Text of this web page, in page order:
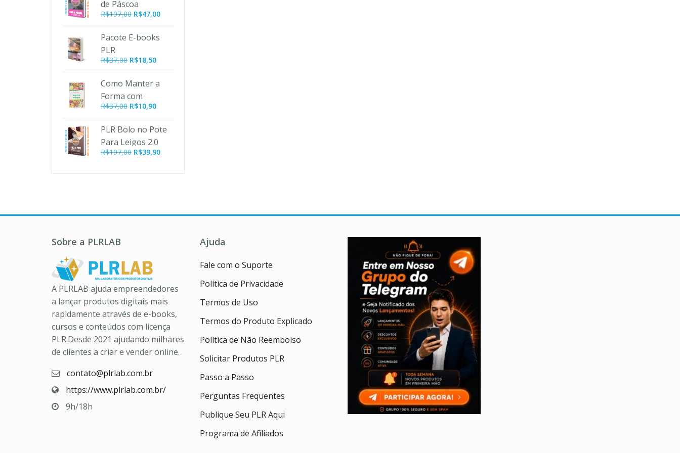
R$197,00.R$47,00.
de Páscoa
R$197,00 O
original
R$197,00.
R$47,00O
Pacote E-books
PLR
Emagrecimento
R$37,00 R$18,50
Como Manter a
Forma com
Alimentos
R$37,00 O
original
era:
R$37,00.
R$10,90O
atual
é:
R$10,90.
PLR Bolo no Pote
Para Leigos 2.0
R$197,00 O
R$39,90O
Sobre a PLRLAB
A PLRLAB ajuda empreendedores
a lançar produtos digitais mais
rapidamente através de e-books,
cursos e conteúdos com licença
PLR.Desde 2021 ajudando milhares
de clientes a criar e vender online.
contato@plrlab.com.br
https://www.plrlab.com.br/
9h/18h
Ajuda
Fale com o Suporte
Política de Privacidade
Termos de Uso
Termos do Produto Explicado
Política de Não Reembolso
Solicitar Produtos PLR
Passo a Passo
Perguntas Frequentes
Publique Seu PLR Aqui
Programa de Afiliados